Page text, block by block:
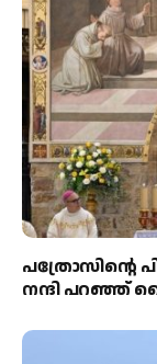
പത്രോസിന്റെ
നന്ദി പറഞ്ഞ്